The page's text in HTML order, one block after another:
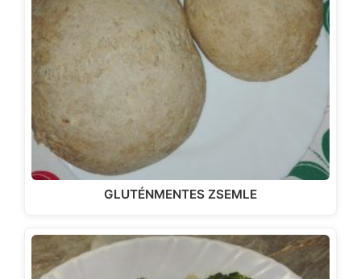
GLUTÉNMENTES ZSEMLE